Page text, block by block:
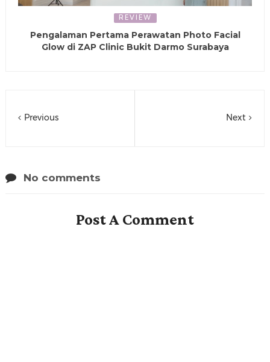
REVIEW
Pengalaman Pertama Perawatan Photo Facial
Glow di ZAP Clinic Bukit Darmo Surabaya
Next
Previous
No comments
Post A Comment